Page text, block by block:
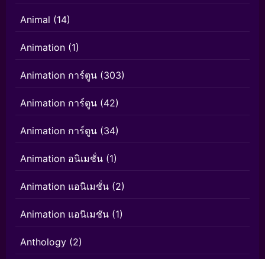
Animal (14)
Animation (1)
Animation การ์ตูน (303)
Animation การ์ตูน (42)
Animation การ์ตูน (34)
Animation อนิเมชั่น (1)
Animation แอนิเมชั่น (2)
Animation แอนิเมชัน (1)
Anthology (2)